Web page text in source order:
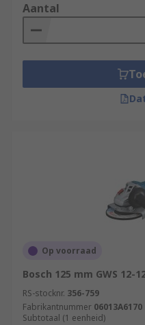
Aantal
Op voorraad
Bosch 125 mm GWS 12-
RS-stocknr. 356-759
Fabrikantnummer 06013A6170
Subtotaal (1 eenheid)